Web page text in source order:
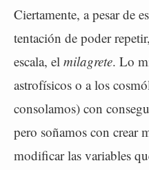
Ciertamente, a pesar de
tentación de poder
escala, el milagrete. Lo
astrofísicos o a los
consolamos) con
pero soñamos con crear
modificar las variables